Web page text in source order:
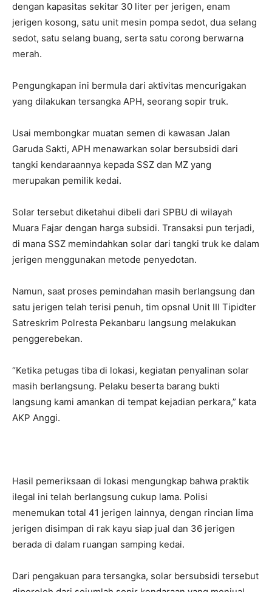
dengan kapasitas sekitar 30 liter per jerigen, enam
jerigen kosong, satu unit mesin pompa sedot, dua selang
sedot, satu selang buang, serta satu corong berwarna
merah.
Pengungkapan ini bermula dari aktivitas mencurigakan
yang dilakukan tersangka APH, seorang sopir truk.
Usai membongkar muatan semen di kawasan Jalan
Garuda Sakti, APH menawarkan solar bersubsidi dari
tangki kendaraannya kepada SSZ dan MZ yang
merupakan pemilik kedai.
Solar tersebut diketahui dibeli dari SPBU di wilayah
Muara Fajar dengan harga subsidi. Transaksi pun terjadi,
di mana SSZ memindahkan solar dari tangki truk ke dalam
jerigen menggunakan metode penyedotan.
Namun, saat proses pemindahan masih berlangsung dan
satu jerigen telah terisi penuh, tim opsnal Unit III Tipidter
Satreskrim Polresta Pekanbaru langsung melakukan
penggerebekan.
“Ketika petugas tiba di lokasi, kegiatan penyalinan solar
masih berlangsung. Pelaku beserta barang bukti
langsung kami amankan di tempat kejadian perkara,” kata
AKP Anggi.
Hasil pemeriksaan di lokasi mengungkap bahwa praktik
ilegal ini telah berlangsung cukup lama. Polisi
menemukan total 41 jerigen lainnya, dengan rincian lima
jerigen disimpan di rak kayu siap jual dan 36 jerigen
berada di dalam ruangan samping kedai.
Dari pengakuan para tersangka, solar bersubsidi tersebut